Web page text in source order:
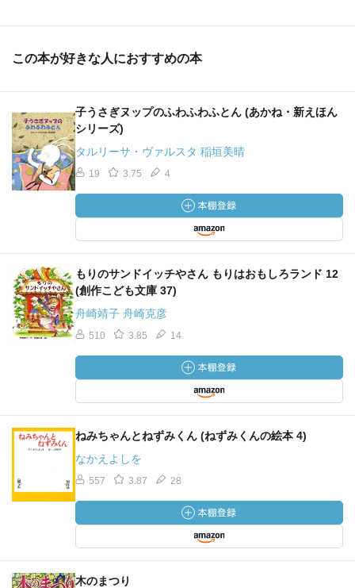
この本が好きな人におすすめの本
子うさぎヌップのふわふわふとん (あかね・新えほん
シリーズ)
タルリーサ・ヴァルスタ 稲垣美晴
19 3.75 4
もりのサンドイッチやさん もりはおもしろランド 12
(創作こども文庫 37)
舟崎靖子 舟崎克彦
510 3.85 14
ねみちゃんとねずみくん (ねずみくんの絵本 4)
なかえよしを
557 3.87 28
木のまつり